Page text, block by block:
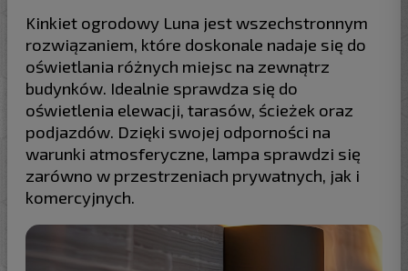
Kinkiet ogrodowy Luna jest wszechstronnym
rozwiązaniem, które doskonale nadaje się do
oświetlania różnych miejsc na zewnątrz
budynków. Idealnie sprawdza się do
oświetlenia elewacji, tarasów, ścieżek oraz
podjazdów. Dzięki swojej odporności na
warunki atmosferyczne, lampa sprawdzi się
zarówno w przestrzeniach prywatnych, jak i
komercyjnych.